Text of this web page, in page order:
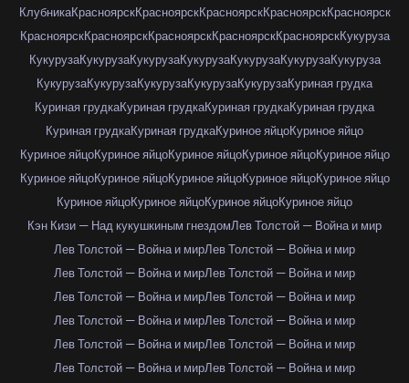
КлубникаКрасноярскКрасноярскКрасноярскКрасноярскКрасноярск
КрасноярскКрасноярскКрасноярскКрасноярскКрасноярскКукуруза
КукурузаКукурузаКукурузаКукурузаКукурузаКукурузаКукуруза
КукурузаКукурузаКукурузаКукурузаКукурузаКуриная грудка
Куриная грудкаКуриная грудкаКуриная грудкаКуриная грудка
Куриная грудкаКуриная грудкаКуриное яйцоКуриное яйцо
Куриное яйцоКуриное яйцоКуриное яйцоКуриное яйцоКуриное яйцо
Куриное яйцоКуриное яйцоКуриное яйцоКуриное яйцоКуриное яйцо
Куриное яйцоКуриное яйцоКуриное яйцоКуриное яйцо
Кэн Кизи — Над кукушкиным гнездомЛев Толстой — Война и мир
Лев Толстой — Война и мирЛев Толстой — Война и мир
Лев Толстой — Война и мирЛев Толстой — Война и мир
Лев Толстой — Война и мирЛев Толстой — Война и мир
Лев Толстой — Война и мирЛев Толстой — Война и мир
Лев Толстой — Война и мирЛев Толстой — Война и мир
Лев Толстой — Война и мирЛев Толстой — Война и мир